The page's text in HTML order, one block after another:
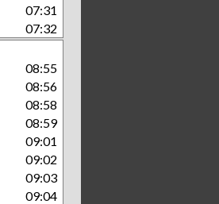
07:31
07:32
08:55
08:56
08:58
08:59
09:01
09:02
09:03
09:04